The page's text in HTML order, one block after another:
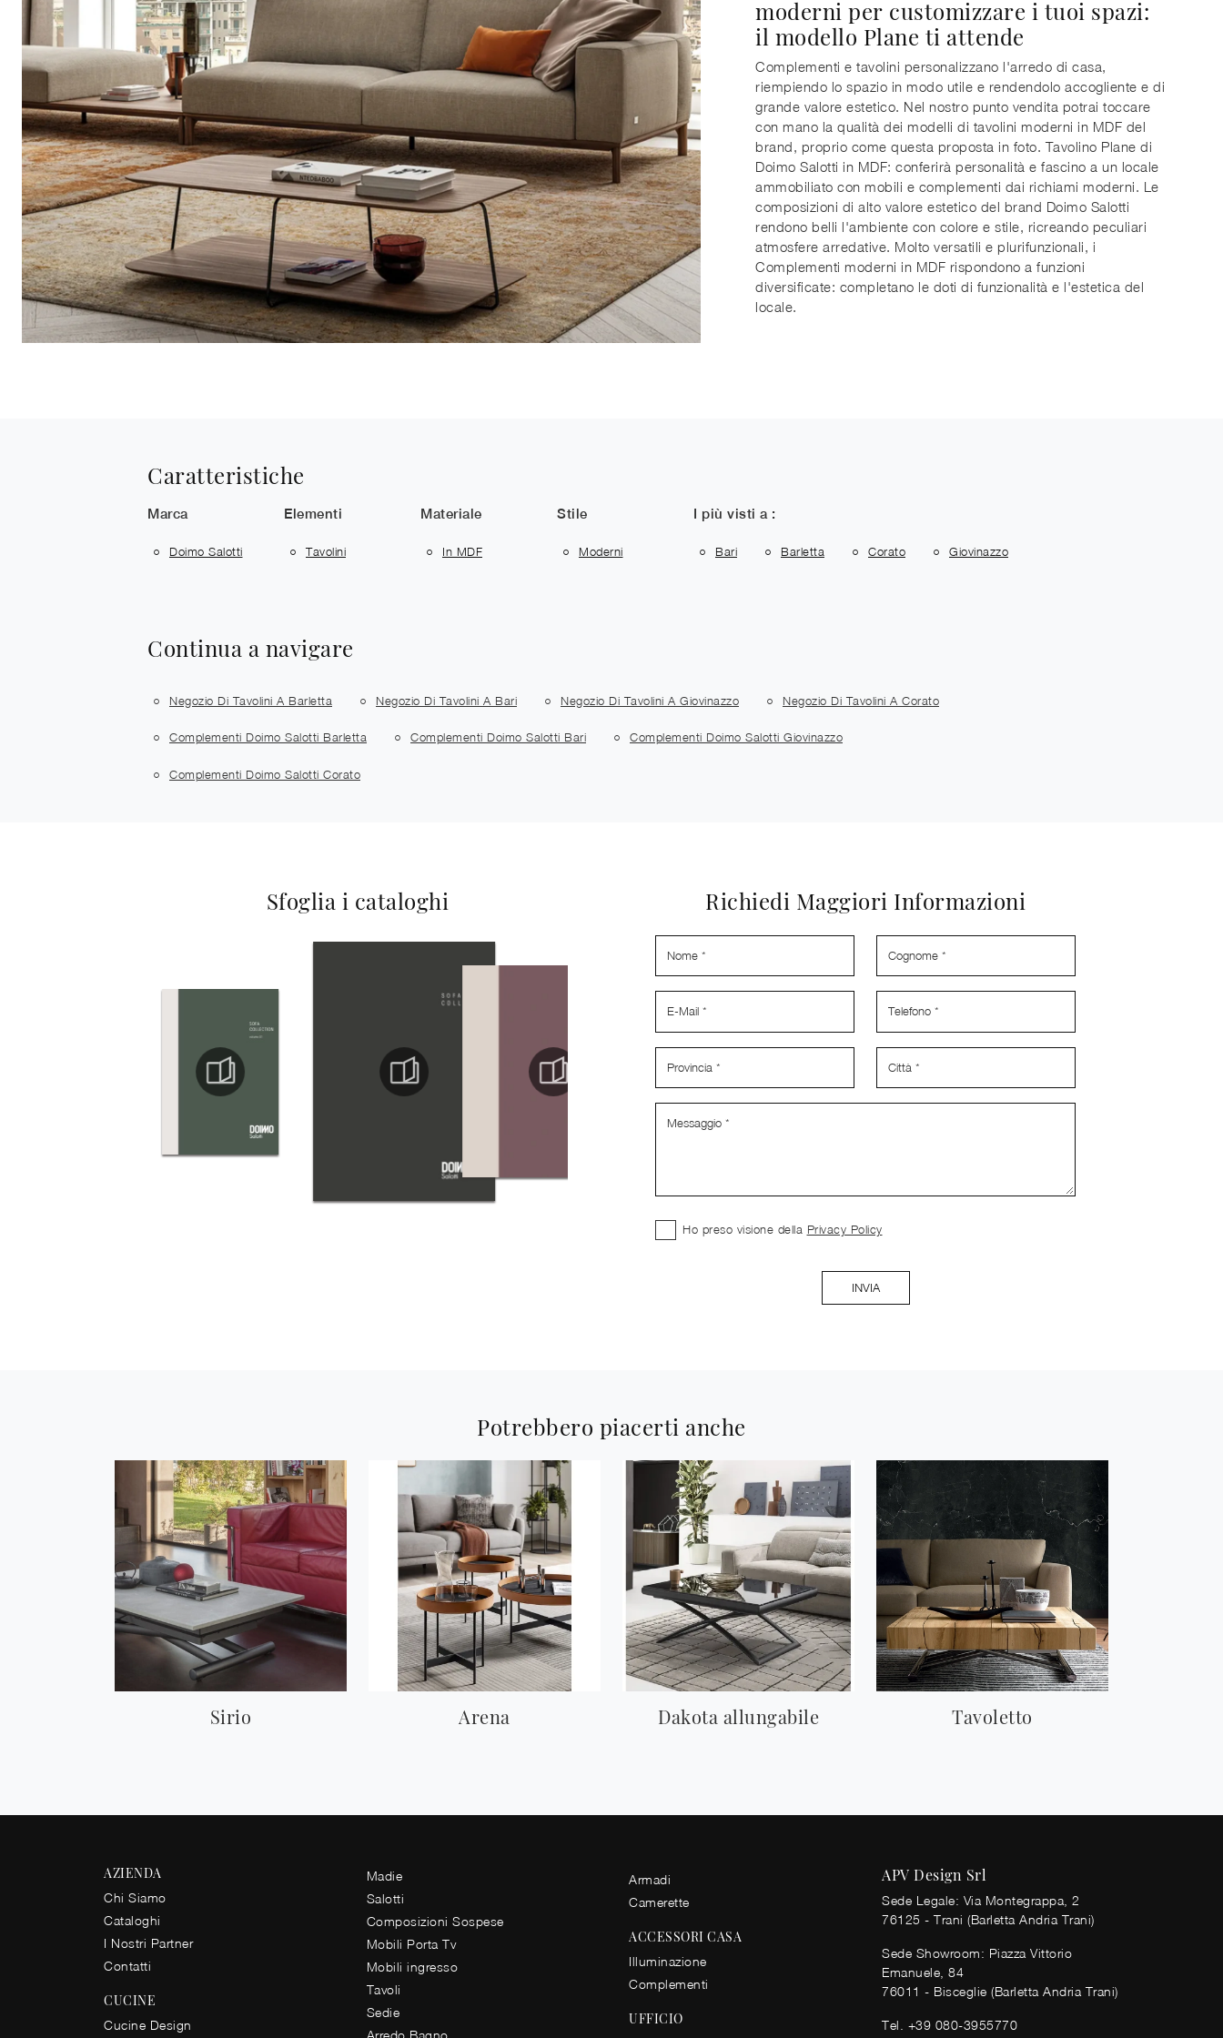
moderni per customizzare i tuoi spazi:
il modello Plane ti attende
Complementi e tavolini personalizzano l'arredo di casa,
riempiendo lo spazio in modo utile e rendendolo accogliente e di
grande valore estetico. Nel nostro punto vendita potrai toccare
con mano la qualità dei modelli di tavolini moderni in MDF del
brand, proprio come questa proposta in foto. Tavolino Plane di
Doimo Salotti in MDF: conferirà personalità e fascino a un locale
ammobiliato con mobili e complementi dai richiami moderni. Le
composizioni di alto valore estetico del brand Doimo Salotti
rendono belli l'ambiente con colore e stile, ricreando peculiari
atmosfere arredative. Molto versatili e plurifunzionali, i
Complementi moderni in MDF rispondono a funzioni
diversificate: completano le doti di funzionalità e l'estetica del
locale.
Caratteristiche
Marca
Doimo Salotti
Elementi
Tavolini
Materiale
In MDF
Stile
Moderni
I più visti a :
Bari Barletta Corato Giovinazzo
Continua a navigare
Negozio Di Tavolini A Barletta Negozio Di Tavolini A Bari Negozio Di Tavolini A Giovinazzo Negozio Di Tavolini A Corato
Complementi Doimo Salotti Barletta Complementi Doimo Salotti Bari Complementi Doimo Salotti Giovinazzo
Complementi Doimo Salotti Corato
Sfoglia i cataloghi Richiedi Maggiori Informazioni
Ho preso visione della Privacy Policy
INVIA
Potrebbero piacerti anche
Sirio Arena Dakota allungabile Tavoletto
AZIENDA
Chi Siamo
Cataloghi
I Nostri Partner
Contatti
CUCINE
Cucine Design
Madie
Salotti
Composizioni Sospese
Mobili Porta Tv
Mobili ingresso
Tavoli
Sedie
Armadi
Camerette
ACCESSORI CASA
Illuminazione
Complementi
UFFICIO
APV Design Srl
Sede Legale: Via Montegrappa, 2
76125 - Trani (Barletta Andria Trani)
Sede Showroom: Piazza Vittorio
Emanuele, 84
76011 - Bisceglie (Barletta Andria Trani)
Tel. +39 080-3955770